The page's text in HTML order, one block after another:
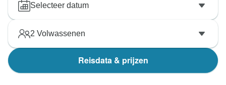
Selecteer datum
2 Volwassenen
Reisdata & prijzen